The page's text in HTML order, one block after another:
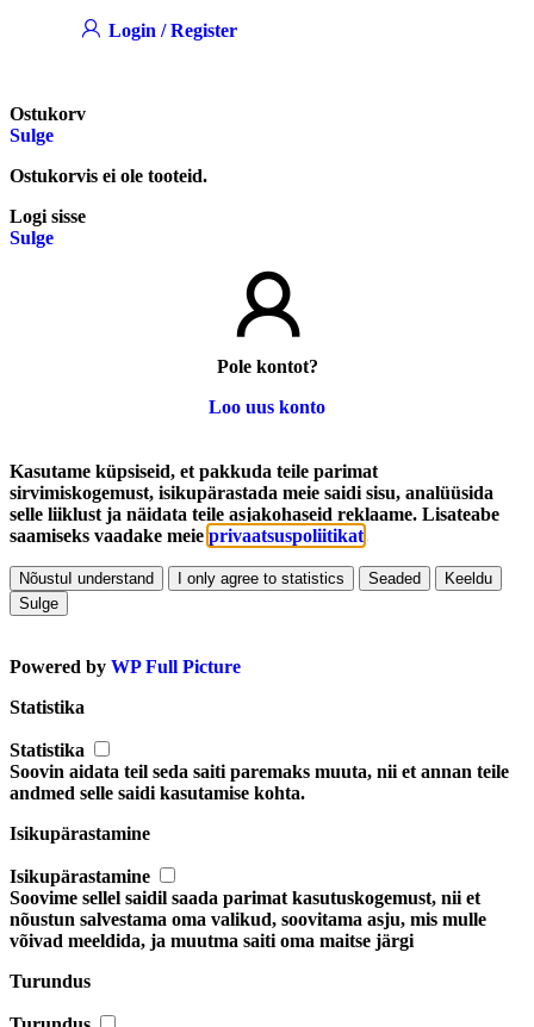
Login / Register
Ostukorv
Sulge
Ostukorvis ei ole tooteid.
Logi sisse
Sulge
Pole kontot?
Loo uus konto
Kasutame küpsiseid, et pakkuda teile parimat
sirvimiskogemust, isikupärastada meie saidi sisu, analüüsida
selle liiklust ja näidata teile asjakohaseid reklaame. Lisateabe
saamiseks vaadake meie privaatsuspoliitikat.
Nõustu I understand I only agree to statistics Seaded
Keeldu
Sulge
Powered by WP Full Picture
Statistika
Statistika
Soovin aidata teil seda saiti paremaks muuta, nii et annan teile
andmed selle saidi kasutamise kohta.
Isikupärastamine
Isikupärastamine
Soovime sellel saidil saada parimat kasutuskogemust, nii et
nõustun salvestama oma valikud, soovitama asju, mis mulle
võivad meeldida, ja muutma saiti oma maitse järgi
Turundus